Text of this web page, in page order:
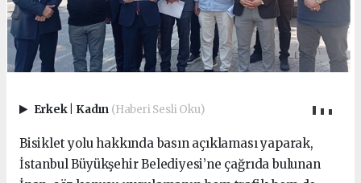
Erkek Kadın (Haberi Sesli Oku)
Bisiklet yolu hakkında basın açıklaması yaparak,
İstanbul Büyükşehir Belediyesi’ne çağrıda bulunan